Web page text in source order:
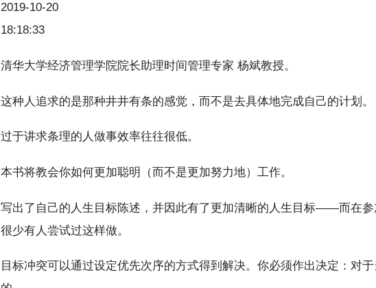
2019-10-20
18:18:33
清华大学经济管理学院院长助理时间管理专家 杨斌教授。
这种人追求的是那种井井有条的感觉，而不是去具体地完成自己的计划。
过于讲求条理的人做事效率往往很低。
本书将教会你如何更加聪明（而不是更加努力地）工作。
写出了自己的人生目标陈述，并因此有了更加清晰的人生目标——而在参
很少有人尝试过这样做。
目标冲突可以通过设定优先次序的方式得到解决。你必须作出决定：对